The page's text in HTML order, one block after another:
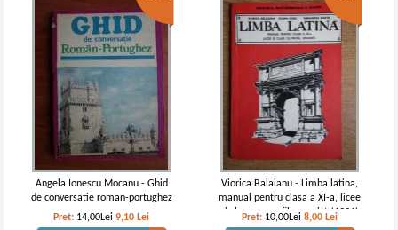
Angela Ionescu Mocanu - Ghid
de conversatie roman-portughez
Pret:14,00Lei 9,10 Lei
Viorica Balaianu - Limba latina,
manual pentru clasa a XI-a, licee
si clase cu profil umanist (1991)
Pret:10,00Lei 8,00 Lei